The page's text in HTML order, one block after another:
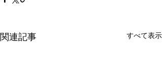
関連記事 すべて表示